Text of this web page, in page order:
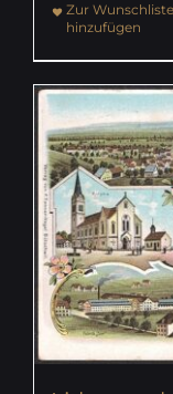
Zur Wunschliste
hinzufügen